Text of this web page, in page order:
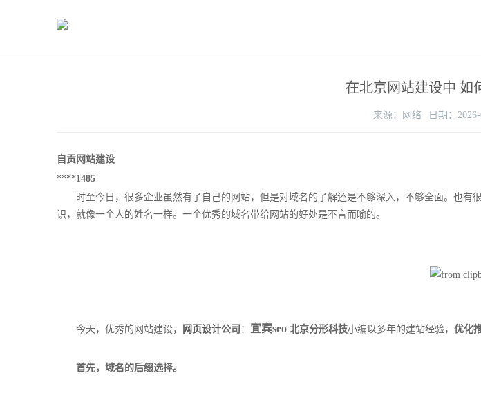
在北京网站建设中 如
来源： 网络 日期：
自贡网站建设
****1485
时至今日，很多企业虽然有了自己的网站，但是对域名的了解还是不够深入，不够全面。也有
识，就像一个人的姓名一样。一个优秀的域名带给网站的好处是不言而喻的。
今天，优秀的网站建设， 网页设计公司 ： 宜宾seo 北京分形科技小编以多年的建站经验， 优化
首先，域名的后缀选择。